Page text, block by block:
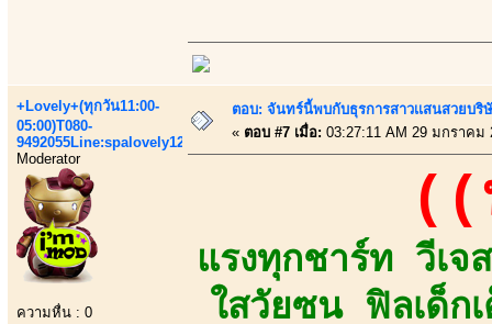
+Lovely+(ทุกวัน11:00-
05:00)T080-
9492055Line:spalovely123
Moderator
ความหื่น : 0
ตอบ: จันทร์นี้พบกับธุรการสาวเเสนสวยบ
« ตอบ #7 เมื่อ: 03:27:11 AM 29 มกราคม
((
แรงทุกชาร์ท วีเจ
ใสวัยซน ฟิลเด็ก